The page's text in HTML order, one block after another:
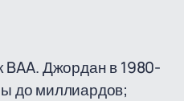
BAA. Джордан в 1980-
до миллиардов;